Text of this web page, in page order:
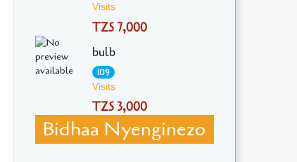
Visits
TZS 7,000
bulb
1139
Visits
TZS 3,000
Bidhaa Nyenginezo